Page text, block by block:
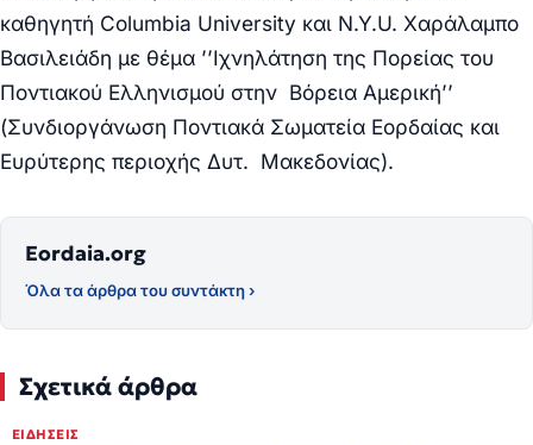
καθηγητή Columbia University και N.Y.U. Χαράλαμπο
Βασιλειάδη με θέμα ’’Ιχνηλάτηση της Πορείας του
Ποντιακού Ελληνισμού στην Βόρεια Αμερική’’
(Συνδιοργάνωση Ποντιακά Σωματεία Εορδαίας και
Ευρύτερης περιοχής Δυτ. Μακεδονίας).
Eordaia.org
Όλα τα άρθρα του συντάκτη ›
Σχετικά άρθρα
ΕΙΔΉΣΕΙΣ